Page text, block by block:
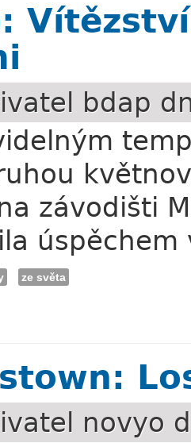
bdap
závodišti
ze světa
novyo